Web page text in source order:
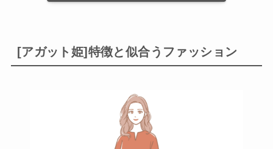
[アガット姫]特徴と似合うファッション